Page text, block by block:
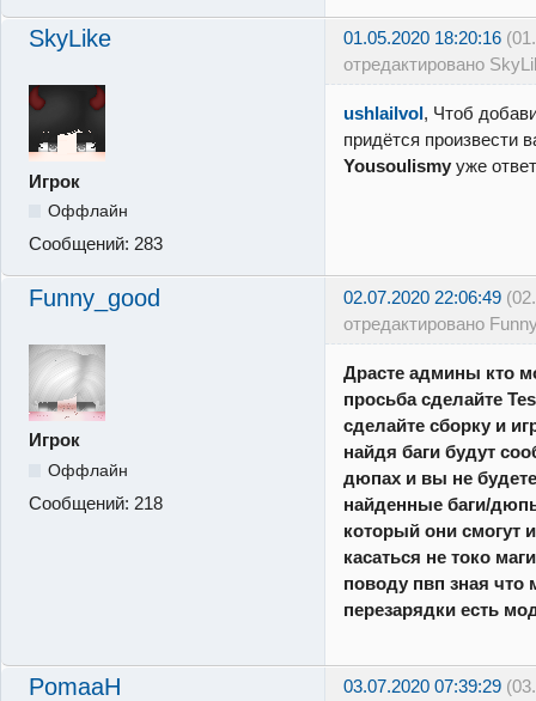
SkyLike 01.05.2020 18:20:16
отредактировано
Игрок
Оффлайн
Сообщений: 283
ushlailvol, Чтоб
придётся произвести
Yousoulismy уже
Funny_good 02.07.2020 22:06:49
отредактировано
Игрок
Оффлайн
Сообщений: 218
Драсте админы кто
просьба сделайте
сделайте сборку и
найдя баги будут
дюпах и вы не
найденные баги/
который они смогут
касаться не токо
поводу пвп зная что
перезарядки есть
PomaaH 03.07.2020 07:39:29